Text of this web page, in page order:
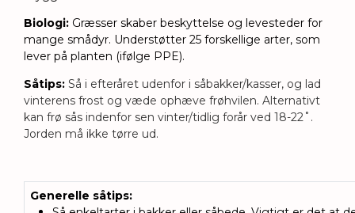
Biologi: Græsser skaber beskyttelse og levesteder for
mange smådyr. Understøtter 25 forskellige arter, som
lever på planten (ifølge PPE).
Såtips: Så i efteråret udenfor i såbakker/kasser, og lad
vinterens frost og væde ophæve frøhvilen. Alternativt
kan frø sås indenfor sen vinter/tidlig forår ved 18-22˚.
Jorden må ikke tørre ud.
Generelle såtips: